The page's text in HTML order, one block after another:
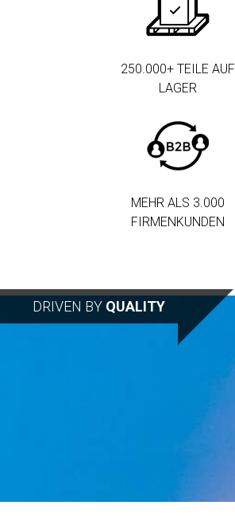
250.000+ TEILE AUF
LAGER
MEHR ALS 3.000
FIRMENKUNDEN
DRIVEN BY QUALITY